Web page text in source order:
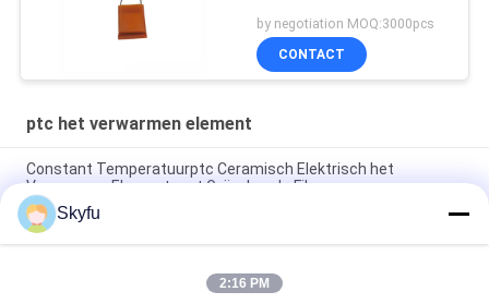
by negotiation MOQ:3000pcs
CONTACT
ptc het verwarmen element
Constant Temperatuurptc Ceramisch Elektrisch het
Verwarmen Element met Geïsoleerde Film
Wasptc het Verwarmen Element 1 - Ceramisch het
Verwarmen van 5000ohms Element met Isolatiefilm
OEM ODM Hoog Betrouwbaarheids Elektroptc
Skyfu
2:16 PM